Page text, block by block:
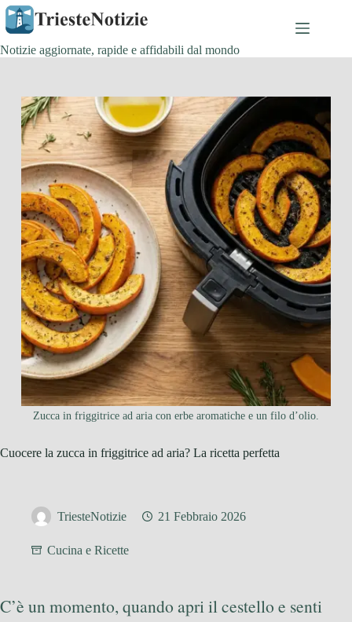
Salta
contenuto
Notizie aggiornate, rapide e affidabili dal mondo
Zucca in friggitrice ad aria con erbe aromatiche e un filo d’olio.
Cuocere la zucca in friggitrice ad aria? La ricetta perfetta
TriesteNotizie 21 Febbraio 2026
Cucina e Ricette
C’è un momento, quando apri il cestello e senti